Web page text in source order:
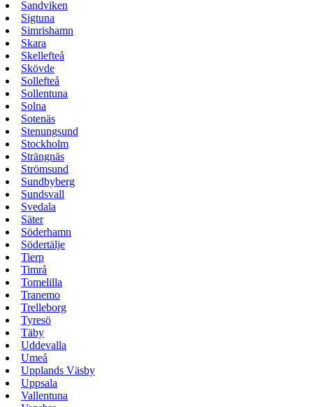
Sandviken
Sigtuna
Simrishamn
Skara
Skellefteå
Skövde
Sollefteå
Sollentuna
Solna
Sotenäs
Stenungsund
Stockholm
Strängnäs
Strömsund
Sundbyberg
Sundsvall
Svedala
Säter
Söderhamn
Södertälje
Tierp
Timrå
Tomelilla
Tranemo
Trelleborg
Tyresö
Täby
Uddevalla
Umeå
Upplands Väsby
Uppsala
Vallentuna